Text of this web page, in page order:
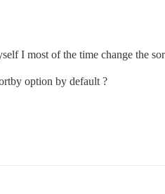
I most of the time change the
option by default ?